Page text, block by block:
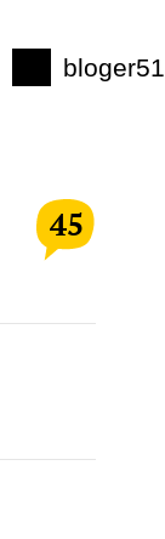
bloger51
45